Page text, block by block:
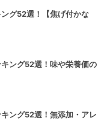
グ52選！【焦げ付かな
ング52選！味や栄養価の
ング52選！無添加・アレ